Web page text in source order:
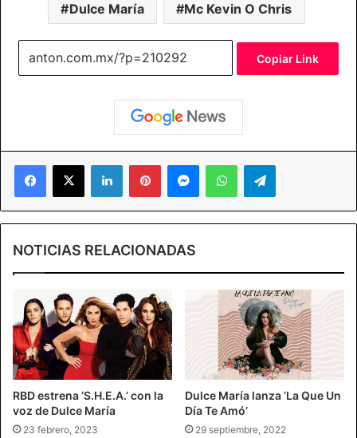
Dulce María Mc Kevin O Chris
Copiar Link
Facebook
X LinkedInPinterestMessengerWhatsAppTelegram
NOTICIAS RELACIONADAS
RBD estrena ‘S.H.E.A.’ con la
voz de Dulce María
23 febrero, 2023
Dulce María lanza ‘La Que Un
Día Te Amó’
29 septiembre, 2022